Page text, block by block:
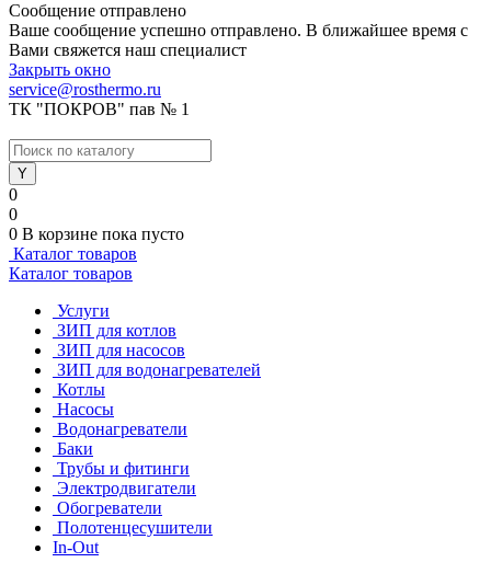
Сообщение отправлено
Ваше сообщение успешно отправлено. В ближайшее время с
Вами свяжется наш специалист
Закрыть окно
service@rosthermo.ru
ТК "ПОКРОВ" пав № 1
0
0
0 В корзине пока пусто
Каталог товаров
Каталог товаров
Услуги
ЗИП для котлов
ЗИП для насосов
ЗИП для водонагревателей
Котлы
Насосы
Водонагреватели
Баки
Трубы и фитинги
Электродвигатели
Обогреватели
Полотенцесушители
In-Out